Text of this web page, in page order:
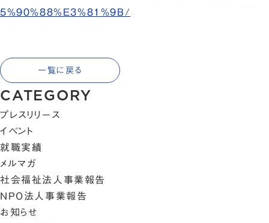
CATEGORY
プレスリリース
イベント
就職実績
メルマガ
社会福祉法人事業報告
NPO法人事業報告
お知らせ
5%90%88%E3%81%9B/
一覧に戻る